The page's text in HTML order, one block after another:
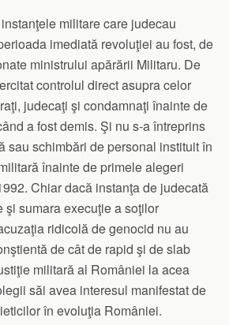
militare care judecau
imediată revoluţiei au fost, de
ministrului apărării Militaru. De
controlul direct asupra celor
judecaţi şi condamnaţi înainte de
a fost demis. Şi nu s-a întreprins
sau schimbări de personal instituit în
înainte de primele alegeri
Chiar dacă instanţa de judecată
şi sumara execuţie a soţilor
ridicolă de genocid nu au
de cât de rapid şi de slab
militară al României la acea
săi avea interesul manifestat de
în evoluţia României.